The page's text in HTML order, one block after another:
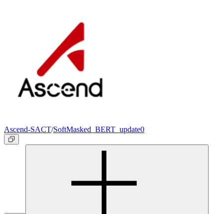
Ascend-SACT/SoftMasked_BERT_update0